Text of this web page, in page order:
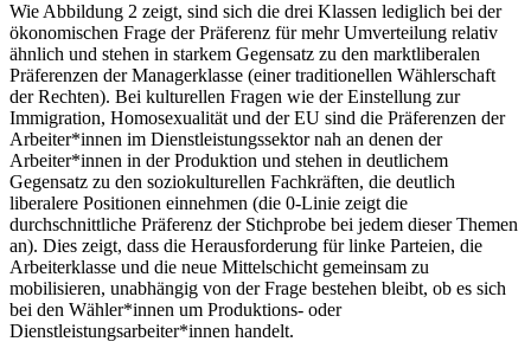
Wie Abbildung 2 zeigt, sind sich die drei Klassen lediglich bei der
ökonomischen Frage der Präferenz für mehr Umverteilung relativ
ähnlich und stehen in starkem Gegensatz zu den marktliberalen
Präferenzen der Managerklasse (einer traditionellen Wählerschaft
der Rechten). Bei kulturellen Fragen wie der Einstellung zur
Immigration, Homosexualität und der EU sind die Präferenzen der
Arbeiter*innen im Dienstleistungssektor nah an denen der
Arbeiter*innen in der Produktion und stehen in deutlichem
Gegensatz zu den soziokulturellen Fachkräften, die deutlich
liberalere Positionen einnehmen (die 0-Linie zeigt die
durchschnittliche Präferenz der Stichprobe bei jedem dieser Themen
an). Dies zeigt, dass die Herausforderung für linke Parteien, die
Arbeiterklasse und die neue Mittelschicht gemeinsam zu
mobilisieren, unabhängig von der Frage bestehen bleibt, ob es sich
bei den Wähler*innen um Produktions- oder
Dienstleistungsarbeiter*innen handelt.